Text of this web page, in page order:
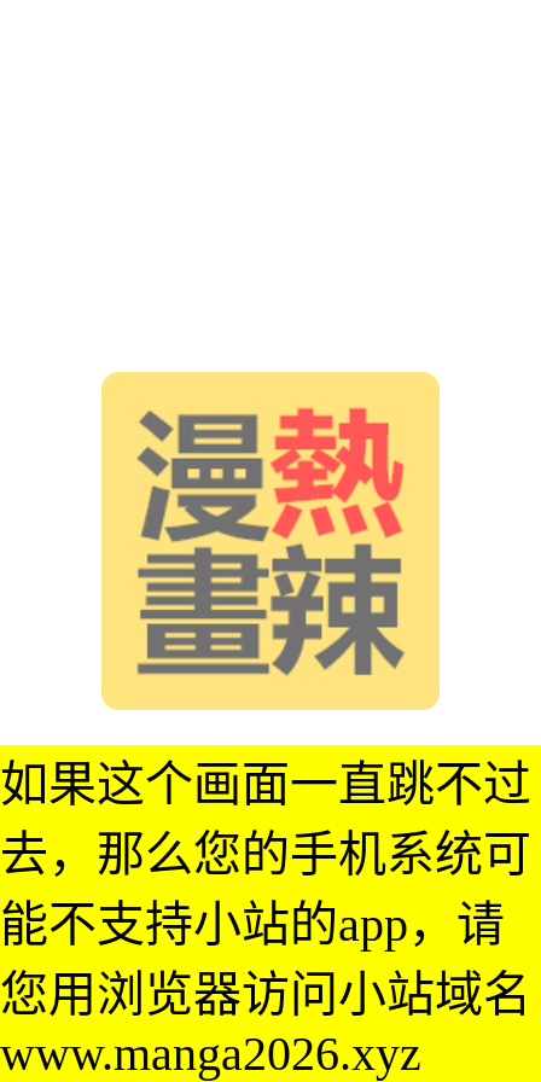
如果这个画面一直跳不过
去，那么您的手机系统可
能不支持小站的app，请
您用浏览器访问小站域名
www.manga2026.xyz